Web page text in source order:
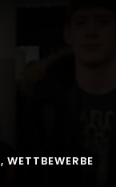
, WETTBEWERBE